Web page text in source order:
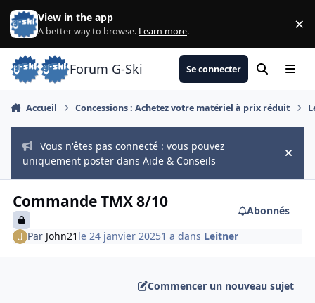
Aller au contenu
View in the app
A better way to browse. Learn more. ×
Forum G-Ski Se connecter Rechercher
Menu
Accueil Concessions : Achetez votre matériel à prix réduit
Vous n'êtes pas connecté : vous pouvez
uniquement poster dans Aide & Conseils
Hide
Commande TMX 8/10
Abonnés
Par John21 le 24 janvier 20251 a dans Leitner
Commencer un nouveau sujet